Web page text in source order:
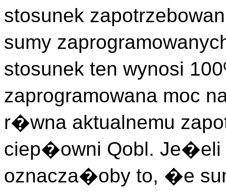
stosunek
sumy
stosunek ten wynosi
zaprogramowana moc
r�wna aktualnemu
ciep�owni Qobl.
oznacza�oby to, �e